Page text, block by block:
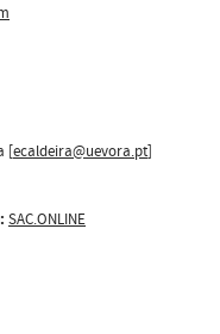
[ecaldeira@uevora.pt]
SAC.ONLINE